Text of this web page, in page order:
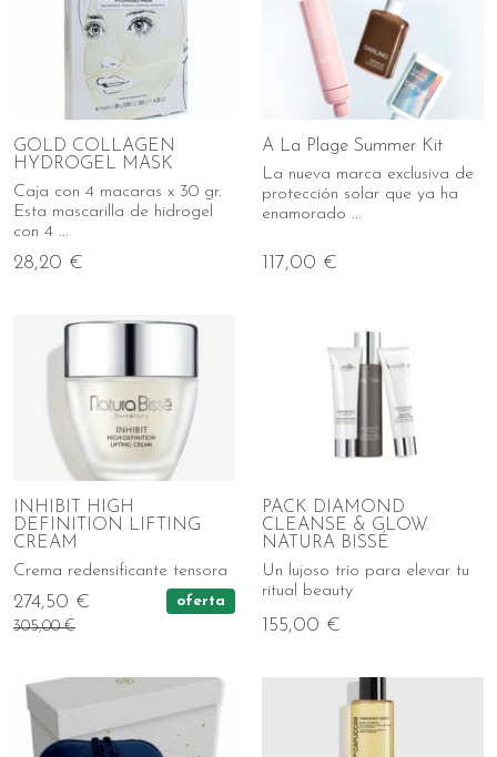
GOLD COLLAGEN
HYDROGEL MASK
Caja con 4 macaras x 30 gr.
Esta mascarilla de hidrogel
con 4 ...
28,20 €
A La Plage Summer Kit
La nueva marca exclusiva de
protección solar que ya ha
enamorado ...
117,00 €
INHIBIT HIGH
DEFINITION LIFTING
CREAM
Crema redensificante tensora
274,50 €
305,00 €
oferta
PACK DIAMOND
CLEANSE & GLOW.
NATURA BISSÉ
Un lujoso trío para elevar tu
ritual beauty
155,00 €